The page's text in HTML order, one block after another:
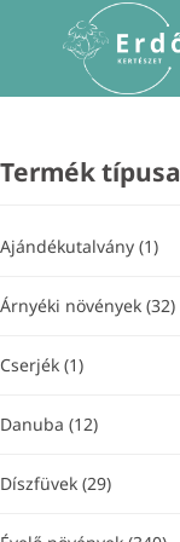
Termék típusa
Ajándékutalvány (1)
Árnyéki növények (32)
Cserjék (1)
Danuba (12)
Díszfüvek (29)